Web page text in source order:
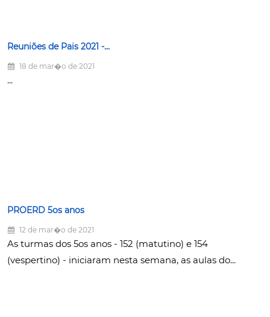
Reuniões de Pais 2021 -...
18 de mar�o de 2021
...
PROERD 5os anos
12 de mar�o de 2021
As turmas dos 5os anos - 152 (matutino) e 154
(vespertino) - iniciaram nesta semana, as aulas do...